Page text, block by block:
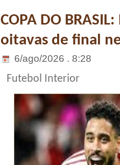
COPA DO
oitavas de final
6/ago/2026 . 8:28
Futebol Interior